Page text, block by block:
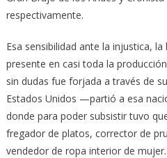
respectivamente.
Esa sensibilidad ante la injustica,
presente en casi toda la
sin dudas fue forjada a través de
Estados Unidos —partió a esa
donde para poder subsistir tuvo
fregador de platos, corrector de
vendedor de ropa interior de